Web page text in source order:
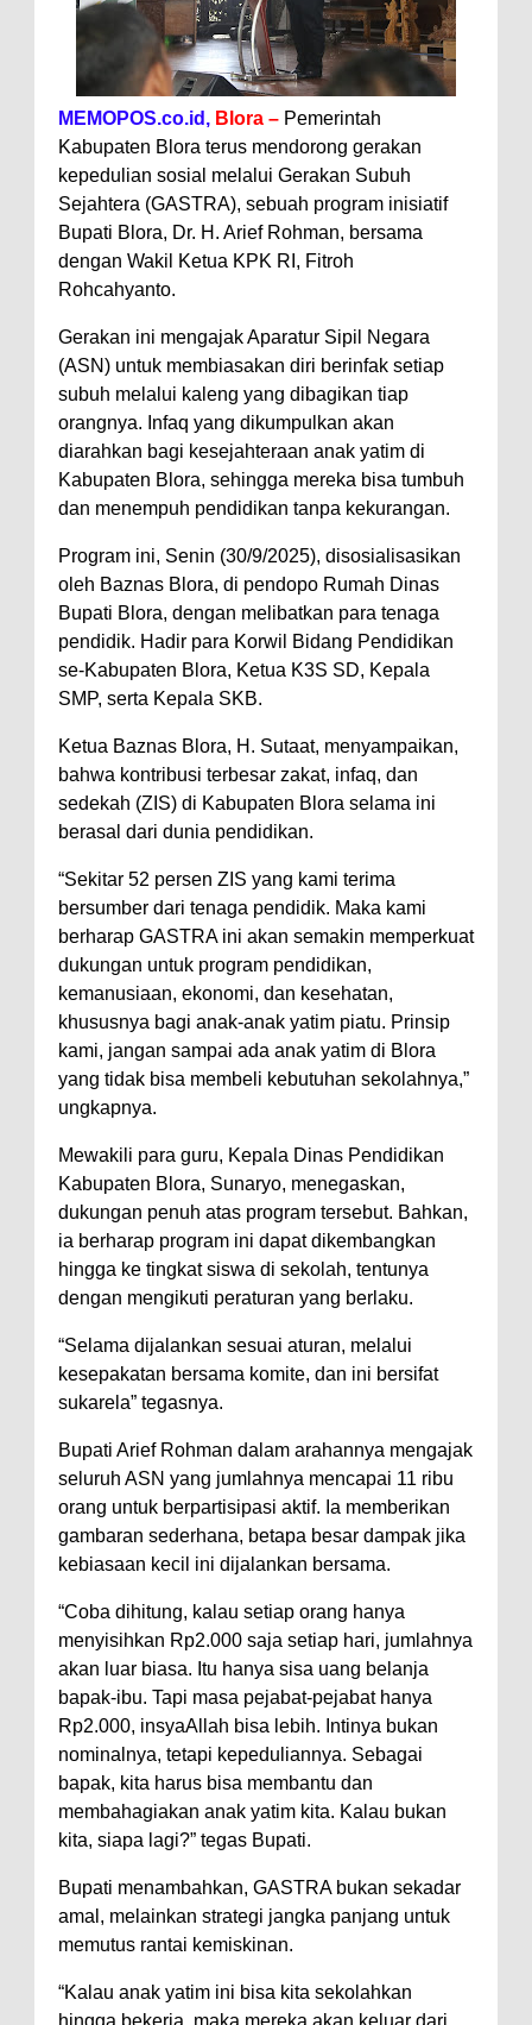
MEMOPOS.co.id, Blora – Pemerintah
Kabupaten Blora terus mendorong gerakan
kepedulian sosial melalui Gerakan Subuh
Sejahtera (GASTRA), sebuah program inisiatif
Bupati Blora, Dr. H. Arief Rohman, bersama
dengan Wakil Ketua KPK RI, Fitroh
Rohcahyanto.
Gerakan ini mengajak Aparatur Sipil Negara
(ASN) untuk membiasakan diri berinfak setiap
subuh melalui kaleng yang dibagikan tiap
orangnya. Infaq yang dikumpulkan akan
diarahkan bagi kesejahteraan anak yatim di
Kabupaten Blora, sehingga mereka bisa tumbuh
dan menempuh pendidikan tanpa kekurangan.
Program ini, Senin (30/9/2025), disosialisasikan
oleh Baznas Blora, di pendopo Rumah Dinas
Bupati Blora, dengan melibatkan para tenaga
pendidik. Hadir para Korwil Bidang Pendidikan
se-Kabupaten Blora, Ketua K3S SD, Kepala
SMP, serta Kepala SKB.
Ketua Baznas Blora, H. Sutaat, menyampaikan,
bahwa kontribusi terbesar zakat, infaq, dan
sedekah (ZIS) di Kabupaten Blora selama ini
berasal dari dunia pendidikan.
“Sekitar 52 persen ZIS yang kami terima
bersumber dari tenaga pendidik. Maka kami
berharap GASTRA ini akan semakin memperkuat
dukungan untuk program pendidikan,
kemanusiaan, ekonomi, dan kesehatan,
khususnya bagi anak-anak yatim piatu. Prinsip
kami, jangan sampai ada anak yatim di Blora
yang tidak bisa membeli kebutuhan sekolahnya,”
ungkapnya.
Mewakili para guru, Kepala Dinas Pendidikan
Kabupaten Blora, Sunaryo, menegaskan,
dukungan penuh atas program tersebut. Bahkan,
ia berharap program ini dapat dikembangkan
hingga ke tingkat siswa di sekolah, tentunya
dengan mengikuti peraturan yang berlaku.
“Selama dijalankan sesuai aturan, melalui
kesepakatan bersama komite, dan ini bersifat
sukarela” tegasnya.
Bupati Arief Rohman dalam arahannya mengajak
seluruh ASN yang jumlahnya mencapai 11 ribu
orang untuk berpartisipasi aktif. Ia memberikan
gambaran sederhana, betapa besar dampak jika
kebiasaan kecil ini dijalankan bersama.
“Coba dihitung, kalau setiap orang hanya
menyisihkan Rp2.000 saja setiap hari, jumlahnya
akan luar biasa. Itu hanya sisa uang belanja
bapak-ibu. Tapi masa pejabat-pejabat hanya
Rp2.000, insyaAllah bisa lebih. Intinya bukan
nominalnya, tetapi kepeduliannya. Sebagai
bapak, kita harus bisa membantu dan
membahagiakan anak yatim kita. Kalau bukan
kita, siapa lagi?” tegas Bupati.
Bupati menambahkan, GASTRA bukan sekadar
amal, melainkan strategi jangka panjang untuk
memutus rantai kemiskinan.
“Kalau anak yatim ini bisa kita sekolahkan
hingga bekerja, maka mereka akan keluar dari